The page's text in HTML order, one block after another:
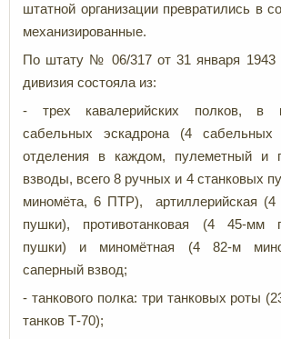
штатной организации превратились в
механизированные.
По штату № 06/317 от 31 января 1943
дивизия состояла из:
- трех кавалерийских полков, в
сабельных эскадрона (4
отделения в каждом, пулеметный и
взводы, всего 8 ручных и 4 станковых
миномёта, 6 ПТР), артиллерийская (4
пушки), противотанковая (4 45-мм
пушки) и миномётная (4 82-м
саперный взвод;
- танкового полка: три танковых роты
танков Т-70);